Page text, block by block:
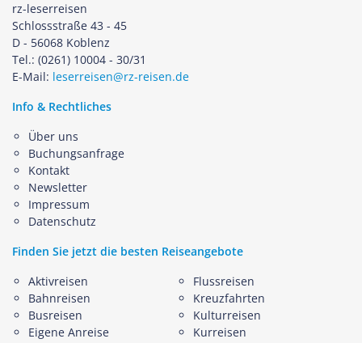
rz-leserreisen
Schlossstraße 43 - 45
D - 56068 Koblenz
Tel.: (0261) 10004 - 30/31
E-Mail: leserreisen@rz-reisen.de
Finden Sie jetzt die besten Reiseangebote
Aktivreisen
Bahnreisen
Busreisen
Eigene Anreise
Flussreisen
Kreuzfahrten
Kulturreisen
Kurreisen
Info & Rechtliches
Über uns
Buchungsanfrage
Kontakt
Newsletter
Impressum
Datenschutz